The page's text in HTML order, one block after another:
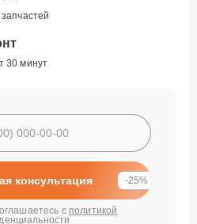
30 минут
консультация -25%
с политикой